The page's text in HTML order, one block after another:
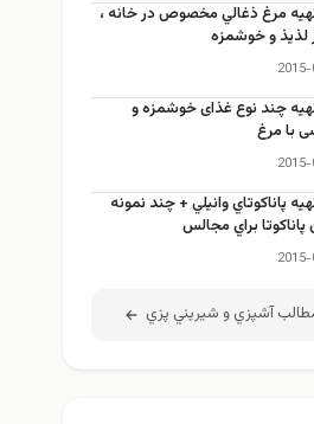
مرغ ذغالي مخصوص در خانه ،
لذيذ و خوشمزه
چند نوع غذای خوشمزه و
با مرغ
پاناكوتاي وانيلي + چند نمونه
پاناكوتا براي مجالس
آشپزي و شيريني پزي